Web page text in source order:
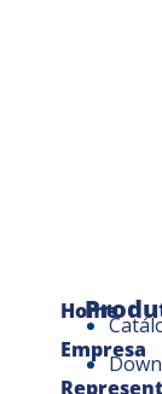
Home
Empresa